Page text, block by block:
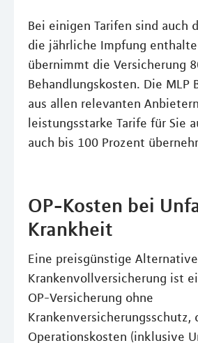
Bei einigen Tarifen sind auch
die jährliche Impfung
übernimmt die Versicherung
Behandlungskosten. Die MLP
aus allen relevanten Anbietern
leistungsstarke Tarife für Sie
auch bis 100 Prozent
OP-Kosten bei
Krankheit
Eine preisgünstige
Krankenvollversicherung ist
OP-Versicherung ohne
Krankenversicherungsschutz,
Operationskosten (inklusive